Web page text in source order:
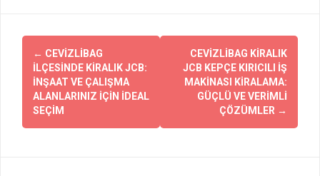
Yazı
dolaşımı
← CEVIZLIBAG
İLÇESINDE KIRALIK JCB:
İNŞAAT VE ÇALIŞMA
ALANLARINIZ İÇIN İDEAL
SEÇIM
CEVIZLIBAG KIRALIK
JCB KEPÇE KIRICILI İŞ
MAKINASI KIRALAMA:
GÜÇLÜ VE VERIMLI
ÇÖZÜMLER →